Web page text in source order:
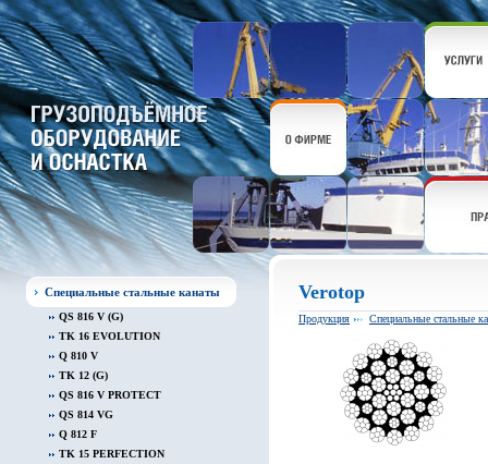
Специальные стальные канаты
QS 816 V (G)
TK 16 EVOLUTION
Q 810 V
TK 12 (G)
QS 816 V PROTECT
QS 814 VG
Q 812 F
TK 15 PERFECTION
Verotop
Продукция Специальные стальные